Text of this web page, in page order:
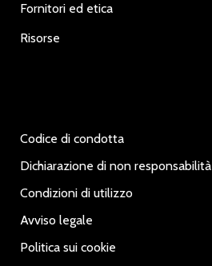
Fornitori ed etica
Risorse
Codice di condotta
Dichiarazione di non responsabilità
Condizioni di utilizzo
Avviso legale
Politica sui cookie